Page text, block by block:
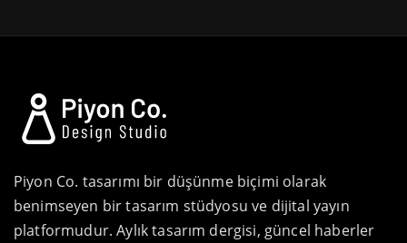
Piyon Co. tasarımı bir düşünme biçimi olarak
benimseyen bir tasarım stüdyosu ve dijital yayın
platformudur. Aylık tasarım dergisi, güncel haberler